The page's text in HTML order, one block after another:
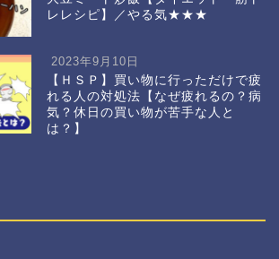
レレシピ】／やる気★★★
2023年9月10日
【ＨＳＰ】買い物に行っただけで疲
れる人の対処法【なぜ疲れるの？病
気？休日の買い物が苦手な人と
は？】